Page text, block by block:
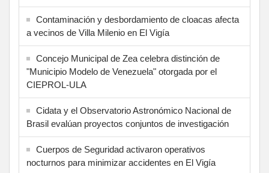
Contaminación y desbordamiento de cloacas afecta
a vecinos de Villa Milenio en El Vigía
Concejo Municipal de Zea celebra distinción de
"Municipio Modelo de Venezuela" otorgada por el
CIEPROL-ULA
Cidata y el Observatorio Astronómico Nacional de
Brasil evalúan proyectos conjuntos de investigación
Cuerpos de Seguridad activaron operativos
nocturnos para minimizar accidentes en El Vigía